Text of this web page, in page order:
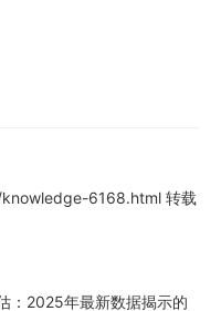
6168.html 转载
：2025年最新数据揭示的